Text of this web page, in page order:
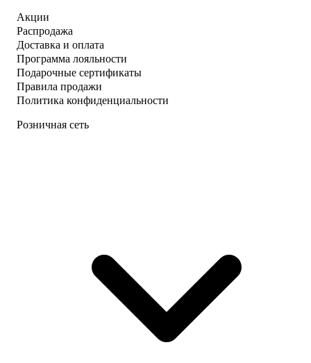
Акции
Распродажа
Доставка и оплата
Программа лояльности
Подарочные сертификаты
Правила продажи
Политика конфиденциальности
Розничная сеть